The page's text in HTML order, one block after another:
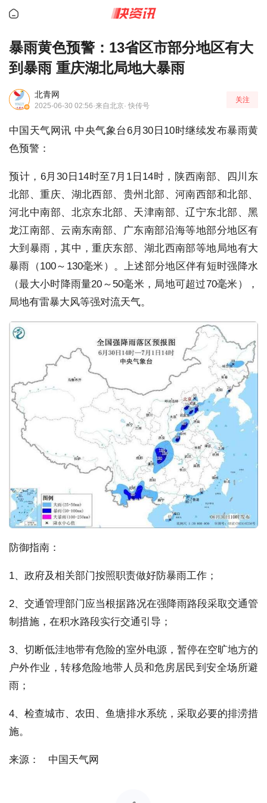
暴雨黄色预警：13省区市部分地区有大
到暴雨 重庆湖北局地大暴雨
北青网
2025-06-30 02:56·来自北京· 快传号
关注
中国天气网讯 中央气象台6月30日10时继续发布暴雨黄
色预警：
预计，6月30日14时至7月1日14时，陕西南部、四川东
北部、重庆、湖北西部、贵州北部、河南西部和北部、
河北中南部、北京东北部、天津南部、辽宁东北部、黑
龙江南部、云南东南部、广东南部沿海等地部分地区有
大到暴雨，其中，重庆东部、湖北西南部等地局地有大
暴雨（100～130毫米）。上述部分地区伴有短时强降水
（最大小时降雨量20～50毫米，局地可超过70毫米），
局地有雷暴大风等强对流天气。
防御指南：
1、政府及相关部门按照职责做好防暴雨工作；
2、交通管理部门应当根据路况在强降雨路段采取交通管
制措施，在积水路段实行交通引导；
3、切断低洼地带有危险的室外电源，暂停在空旷地方的
户外作业，转移危险地带人员和危房居民到安全场所避
雨；
4、检查城市、农田、鱼塘排水系统，采取必要的排涝措
施。
来源： 中国天气网